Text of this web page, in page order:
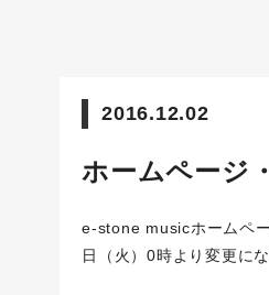
2016.12.02
ホームページ
e-stone musicホームペ
日（火）0時より変更にな